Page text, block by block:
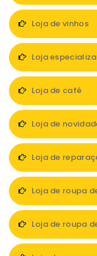
Loja de vinhos
Loja
Loja de café
Loja de
Loja de
Loja de roupa
Loja de roupa